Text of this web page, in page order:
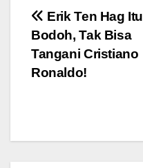
Post
navigation
Erik Ten Hag Itu
Bodoh, Tak Bisa
Tangani Cristiano
Ronaldo!